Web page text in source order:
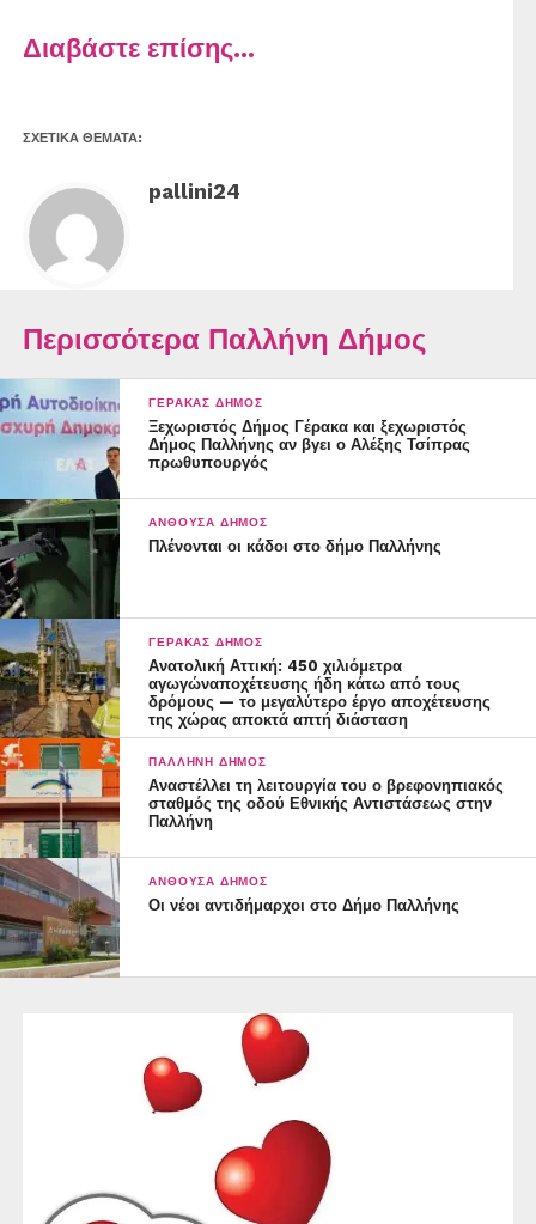
Διαβάστε επίσης...
ΣΧΕΤΙΚΆ ΘΈΜΑΤΑ:
pallini24
Περισσότερα Παλλήνη Δήμος
ΓΈΡΑΚΑΣ ΔΉΜΟΣ
Ξεχωριστός Δήμος Γέρακα και ξεχωριστός
Δήμος Παλλήνης αν βγει ο Αλέξης Τσίπρας
πρωθυπουργός
ΑΝΘΟΎΣΑ ΔΉΜΟΣ
Πλένονται οι κάδοι στο δήμο Παλλήνης
ΓΈΡΑΚΑΣ ΔΉΜΟΣ
Ανατολική Αττική: 450 χιλιόμετρα
αγωγώναποχέτευσης ήδη κάτω από τους
δρόμους — το μεγαλύτερο έργο αποχέτευσης
της χώρας αποκτά απτή διάσταση
ΠΑΛΛΉΝΗ ΔΉΜΟΣ
Αναστέλλει τη λειτουργία του ο βρεφονηπιακός
σταθμός της οδού Εθνικής Αντιστάσεως στην
Παλλήνη
ΑΝΘΟΎΣΑ ΔΉΜΟΣ
Οι νέοι αντιδήμαρχοι στο Δήμο Παλλήνης